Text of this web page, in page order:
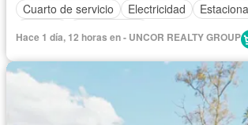
Cuarto de servicio
Electricidad
Hace 1 día, 12 horas en - UNCOR REALTY GROUP